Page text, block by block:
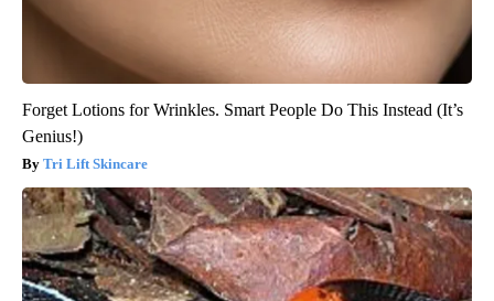
Forget Lotions for Wrinkles. Smart People Do This Instead (It’s
Genius!)
Tri Lift Skincare